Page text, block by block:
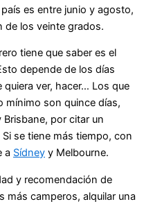
es entre junio y agosto,
de los veinte grados.
tiene que saber es el
depende de los días
ver, hacer… Los que
mínimo son quince días,
por citar un
se tiene más tiempo, con
a Sídney y Melbourne.
y recomendación de
más camperos, alquilar una